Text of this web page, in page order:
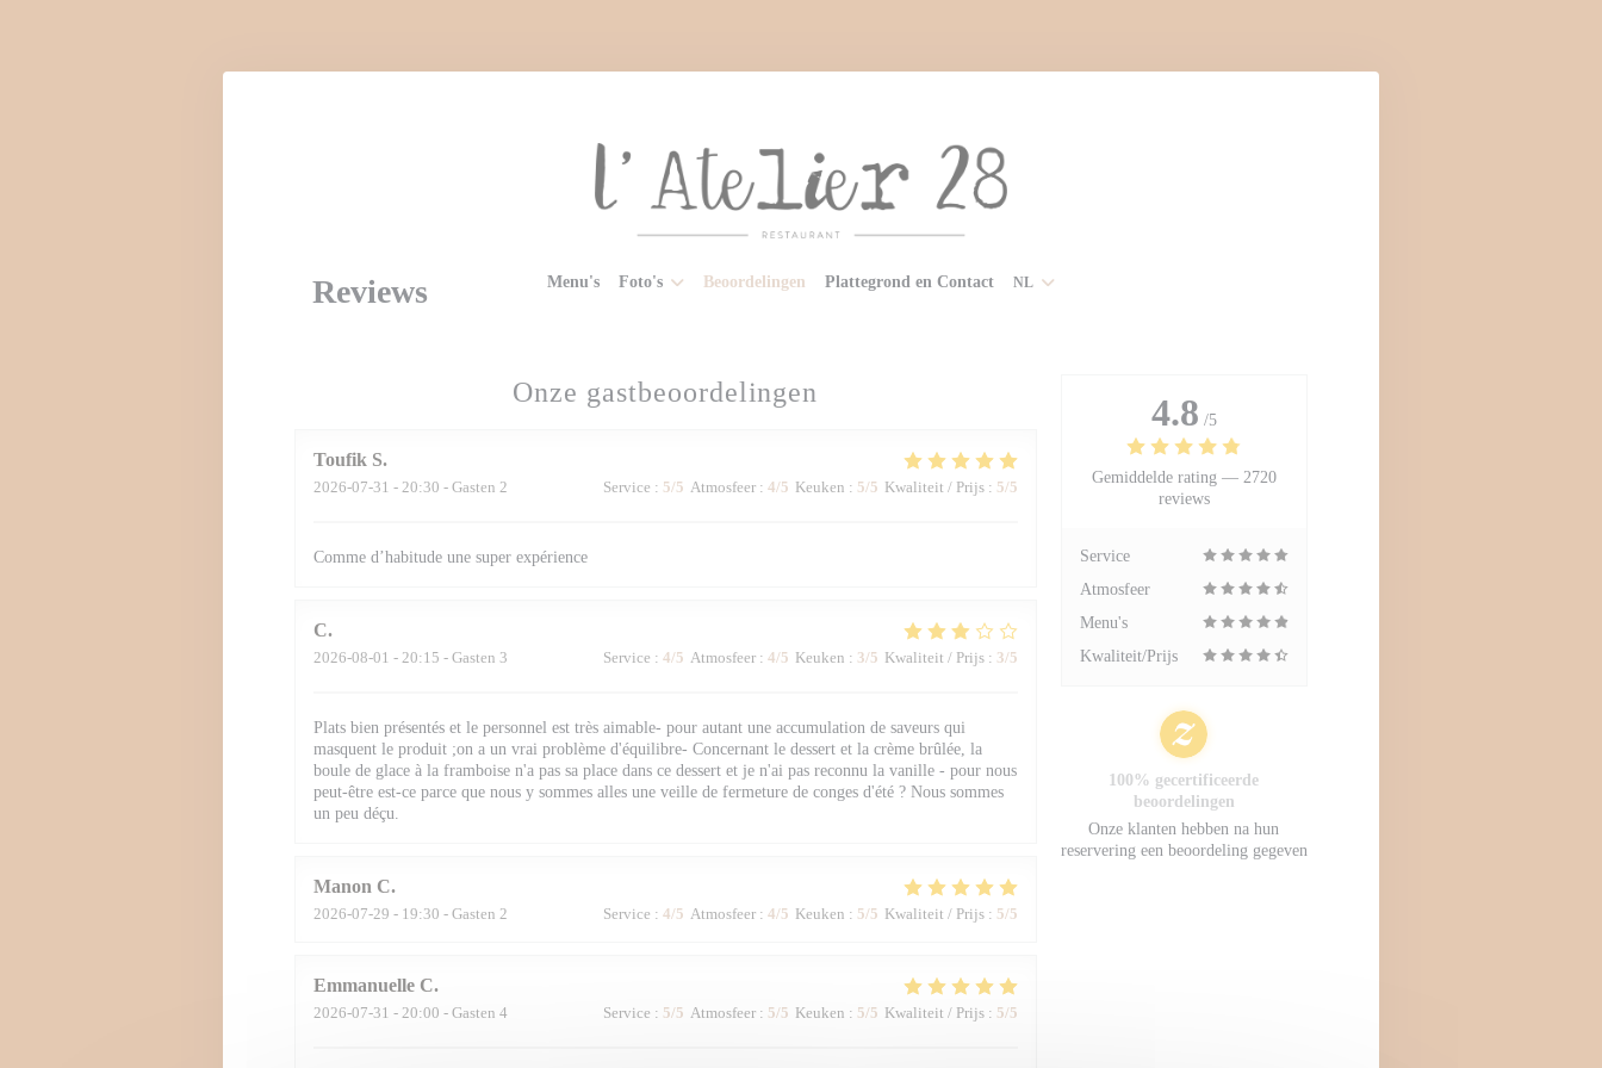
Menu's Foto's Beoordelingen Plattegrond en Contact NL
Reviews
Onze gastbeoordelingen
Toufik S
2026-07-31 - 20:30 - Gasten 2 Service : 5/5 Atmosfeer: 4/5 Keuken : 5/5 Kwaliteit / Prijs: 5/5
Comme d’habitude une super expérience
C
2026-08-01 - 20:15 - Gasten 3 Service : 4/5 Atmosfeer: 4/5 Keuken : 3/5 Kwaliteit / Prijs: 3/5
Plats bien présentés et le personnel est très aimable- pour autant une accumulation de saveurs qui
masquent le produit ;on a un vrai problème d'équilibre- Concernant le dessert et la crème brûlée, la
boule de glace à la framboise n'a pas sa place dans ce dessert et je n'ai pas reconnu la vanille - pour nous
peut-être est-ce parce que nous y sommes alles une veille de fermeture de conges d'été ? Nous sommes
un peu déçu.
Manon C
2026-07-29 - 19:30 - Gasten 2 Service : 4/5 Atmosfeer: 4/5 Keuken : 5/5 Kwaliteit / Prijs: 5/5
Emmanuelle C
2026-07-31 - 20:00 - Gasten 4 Service : 5/5 Atmosfeer: 5/5 Keuken : 5/5 Kwaliteit / Prijs: 5/5
4.8 /5
Gemiddelde rating — 2720
reviews
Service
Atmosfeer
Menu's
Kwaliteit/Prijs
100% gecertificeerde
beoordelingen
Onze klanten hebben na hun
reservering een beoordeling gegeven